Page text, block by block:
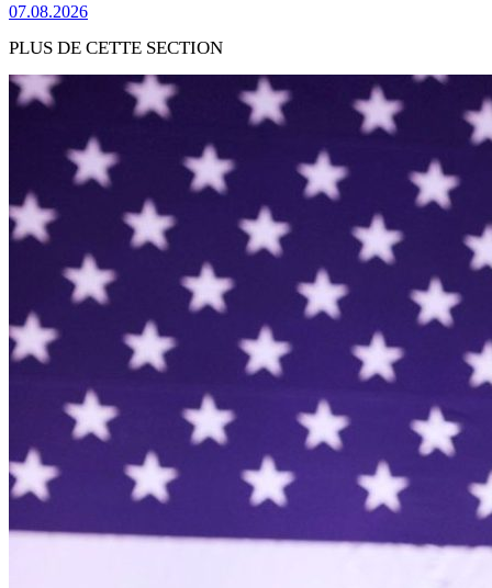
07.08.2026
PLUS DE CETTE SECTION